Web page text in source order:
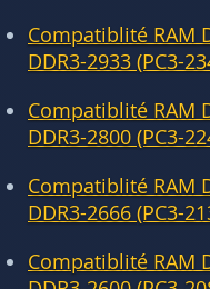
Compatiblité RAM
DDR3-2933 (PC3-
Compatiblité RAM
DDR3-2800 (PC3-
Compatiblité RAM
DDR3-2666 (PC3-
Compatiblité RAM